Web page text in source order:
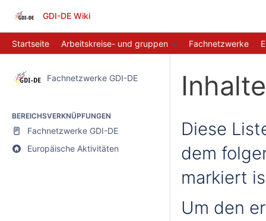
GDI-DE Wiki
Startseite Arbeitskreise- und gruppen Fachnetzwerke
Fachnetzwerke GDI-DE
BEREICHSVERKNÜPFUNGEN
Fachnetzwerke GDI-DE
Europäische Aktivitäten
Diese
dem
markiert
Um den